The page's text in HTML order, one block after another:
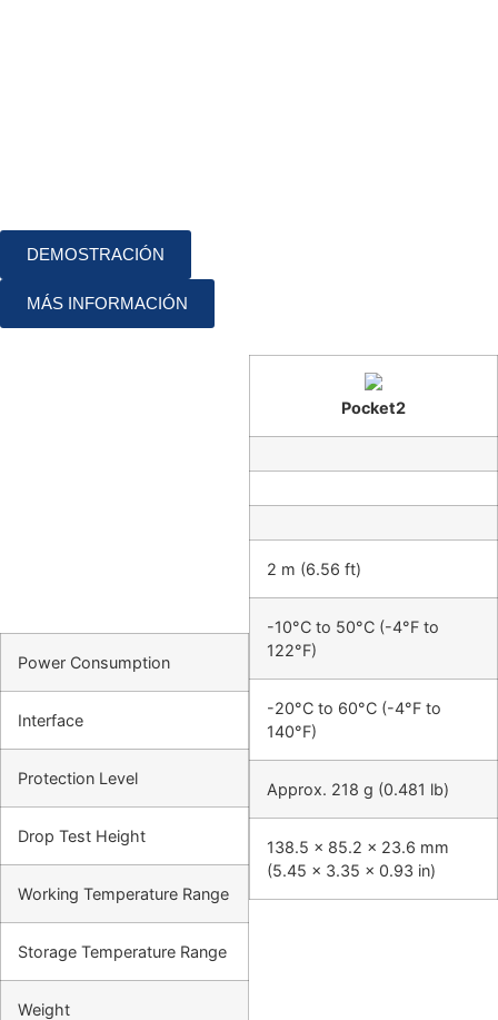
DEMOSTRACIÓN
MÁS INFORMACIÓN
Power Consumption
Interface
Protection Level
Drop Test Height
Working Temperature Range
Storage Temperature Range
Weight
Pocket2
2 m (6.56 ft)
-10°C to 50°C (-4°F to
122°F)
-20°C to 60°C (-4°F to
140°F)
Approx. 218 g (0.481 lb)
138.5 × 85.2 × 23.6 mm
(5.45 × 3.35 × 0.93 in)